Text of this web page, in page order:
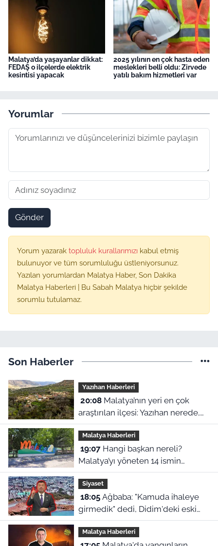
Malatya’da yaşayanlar dikkat:
FEDAŞ o ilçelerde elektrik
kesintisi yapacak
2025 yılının en çok hasta eden
meslekleri belli oldu: Zirvede
yatılı bakım hizmetleri var
Yorumlar
Gönder
Yorum yazarak topluluk kurallarımızı kabul etmiş
bulunuyor ve tüm sorumluluğu üstleniyorsunuz.
Yazılan yorumlardan Malatya Haber, Son Dakika
Malatya Haberleri | Bu Sabah Malatya hiçbir şekilde
sorumlu tutulamaz.
Son Haberler
Yazıhan Haberleri
20:08Malatya’nın yeri en çok
araştırılan ilçesi: Yazıhan nerede,
Malatya’nın neresinde kalıyor?
Malatya Haberleri
19:07Hangi başkan nereli?
Malatya’yı yöneten 14 ismin
şaşırtan memleket haritası
Siyaset
18:05Ağbaba: "Kamuda ihaleye
girmedik" dedi, Didim'deki eski
ihale iddiaları yeniden gündeme
geldi
Malatya Haberleri